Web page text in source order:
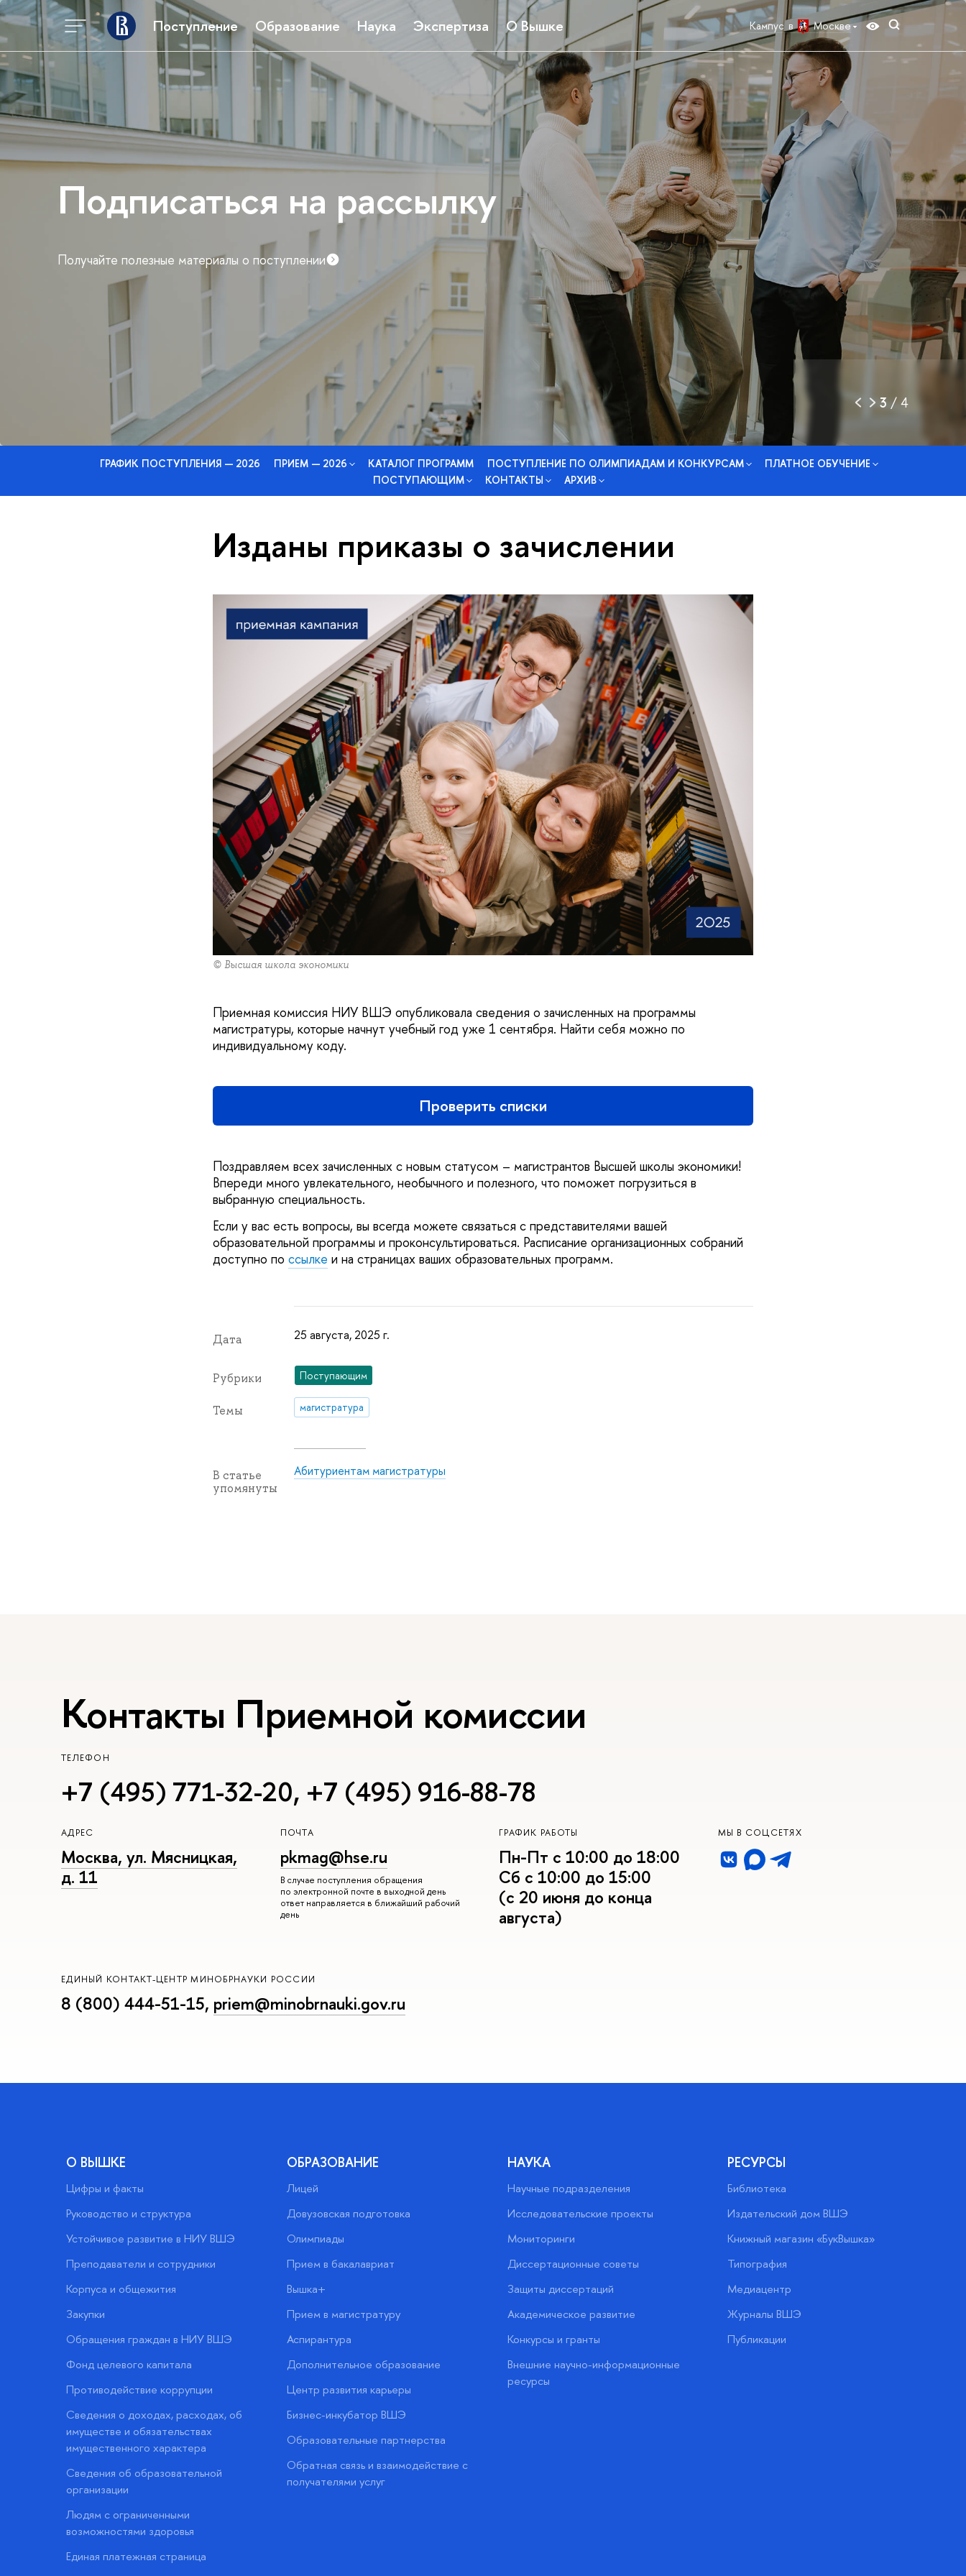
Поступление Образование Наука Экспертиза О Вышке Кампус в Москве
Подписаться на рассылку
Получайте полезные материалы о поступлении
3/4
ГРАФИК ПОСТУПЛЕНИЯ — 2026 ПРИЕМ — 2026 КАТАЛОГ ПРОГРАММ ПОСТУПЛЕНИЕ ПО ОЛИМПИАДАМ И КОНКУРСАМ
ПЛАТНОЕ ОБУЧЕНИЕ
ПОСТУПАЮЩИМ
КОНТАКТЫ АРХИВ
Изданы приказы о зачислении
© Высшая школа экономики
Приемная комиссия НИУ ВШЭ опубликовала сведения о зачисленных на программы
магистратуры, которые начнут учебный год уже 1 сентября. Найти себя можно по
индивидуальному коду.
Проверить списки
Поздравляем всех зачисленных с новым статусом – магистрантов Высшей школы экономики!
Впереди много увлекательного, необычного и полезного, что поможет погрузиться в
выбранную специальность.
Если у вас есть вопросы, вы всегда можете связаться с представителями вашей
образовательной программы и проконсультироваться. Расписание организационных собраний
доступно по ссылке и на страницах ваших образовательных программ.
Дата 25 августа, 2025 г.
Рубрики Поступающим
Темы магистратура
В статье
упомянуты
Абитуриентам магистратуры
Контакты Приемной комиссии
ТЕЛЕФОН
+7 (495) 771-32-20, +7 (495) 916-88-78
АДРЕС
Москва, ул. Мясницкая,
д. 11
ПОЧТА
pkmag@hse.ru
В случае поступления обращения
по электронной почте в выходной день
ответ направляется в ближайший рабочий
день
ГРАФИК РАБОТЫ
Пн-Пт с 10:00 до 18:00
Сб с 10:00 до 15:00
(с 20 июня до конца
августа)
МЫ В СОЦСЕТЯХ
ЕДИНЫЙ КОНТАКТ-ЦЕНТР МИНОБРНАУКИ РОССИИ
8 (800) 444-51-15, priem@minobrnauki.gov.ru
О ВЫШКЕ
Цифры и факты
Руководство и структура
Устойчивое развитие в НИУ ВШЭ
Преподаватели и сотрудники
Корпуса и общежития
Закупки
Обращения граждан в НИУ ВШЭ
Фонд целевого капитала
Противодействие коррупции
Сведения о доходах, расходах, об
имуществе и обязательствах
имущественного характера
Сведения об образовательной
организации
Людям с ограниченными
возможностями здоровья
Единая платежная страница
ОБРАЗОВАНИЕ
Лицей
Довузовская подготовка
Олимпиады
Прием в бакалавриат
Вышка+
Прием в магистратуру
Аспирантура
Дополнительное образование
Центр развития карьеры
Бизнес-инкубатор ВШЭ
Образовательные партнерства
Обратная связь и взаимодействие с
получателями услуг
НАУКА
Научные подразделения
Исследовательские проекты
Мониторинги
Диссертационные советы
Защиты диссертаций
Академическое развитие
Конкурсы и гранты
Внешние научно-информационные
ресурсы
РЕСУРСЫ
Библиотека
Издательский дом ВШЭ
Книжный магазин «БукВышка»
Типография
Медиацентр
Журналы ВШЭ
Публикации